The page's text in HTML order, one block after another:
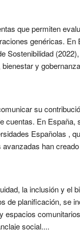
que permiten
genéricas. En
Sostenibilidad
y
su
cuentas. En España,
Españolas ,
han
la inclusión y el
de planificación, se
espacios comunitarios
social....